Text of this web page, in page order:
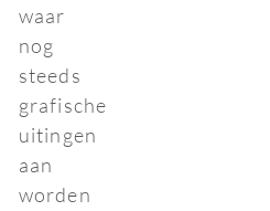
waar
nog
steeds
grafische
uitingen
aan
worden